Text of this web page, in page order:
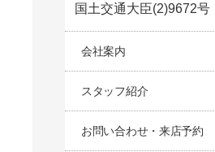
国土交通大臣(2)9672号
会社案内
スタッフ紹介
お問い合わせ・来店予約